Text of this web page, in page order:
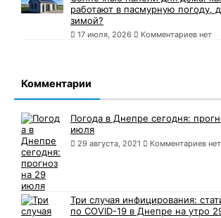
работают в пасмурную погоду,
зимой?
17 июля, 2026 Комментариев нет
Комментарии
Погода в Днепре сегодня:
июля
29 августа, 2021 Комментариев нет
Три случая инфицирования:
по COVID-19 в Днепре на утро